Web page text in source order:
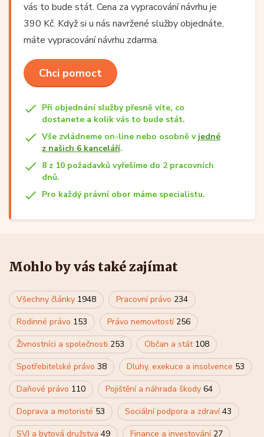
vás to bude stát. Cena za vypracování návrhu je
390 Kč. Když si u nás navržené služby objednáte,
máte vypracování návrhu zdarma.
Chci pomoct
Při objednání služby přesně víte, co
dostanete a kolik vás to bude stát.
Vše zvládneme on-line nebo osobně v jedné
z našich 6 kanceláří.
8 z 10 požadavků vyřešíme do 2 pracovních
dnů.
Pro každý právní obor máme specialistu.
Mohlo by vás také zajímat
Všechny články 1948 Pracovní právo 234
Rodinné právo 153 Právo nemovitostí 256
Živnostníci a společnosti 253 Občan a stát 108
Spotřebitelské právo 38 Dluhy, exekuce a insolvence 53
Daňové právo 110 Pojištění a náhrada škody 64
Doprava a motoristé 53 Sociální podpora a zdraví43
SVJ a bytová družstva 49 Finance a investování 27